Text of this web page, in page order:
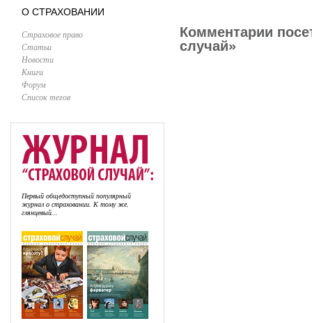
О СТРАХОВАНИИ
Страховое право
Статьи
Новости
Книги
Форум
Список тегов
Первый общедоступный популярный
журнал о страховании. К тому же,
глянцевый...
Комментарии
случай»